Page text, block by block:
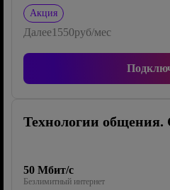
Акция
Далее1550руб/мес
Технологии
50 Мбит/с
Безлимитный интернет